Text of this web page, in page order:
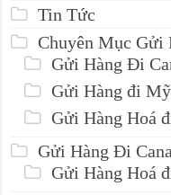
Tin Tức
Chuyên Mục
Gửi Hàng Đi
Gửi Hàng đi
Gửi Hàng Hoá
Gửi Hàng Đi
Gửi Hàng Hoá